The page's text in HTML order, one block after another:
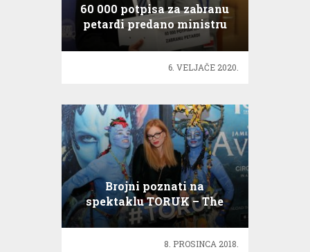
60 000 potpisa za zabranu
petardi predano ministru
Božinoviću
6. VELJAČE 2020.
Brojni poznati na
spektaklu TORUK – The
First Flight čudesnog
Cirque du Soleil
8. PROSINCA 2018.